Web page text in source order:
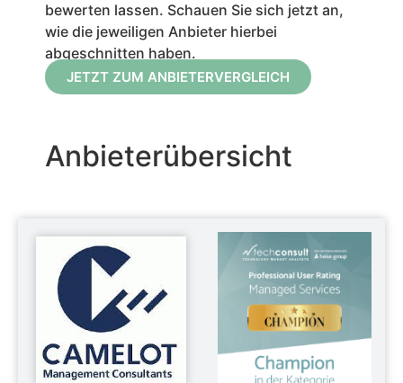
bewerten lassen. Schauen Sie sich jetzt an,
wie die jeweiligen Anbieter hierbei
abgeschnitten haben.
JETZT ZUM ANBIETERVERGLEICH
Anbieterübersicht